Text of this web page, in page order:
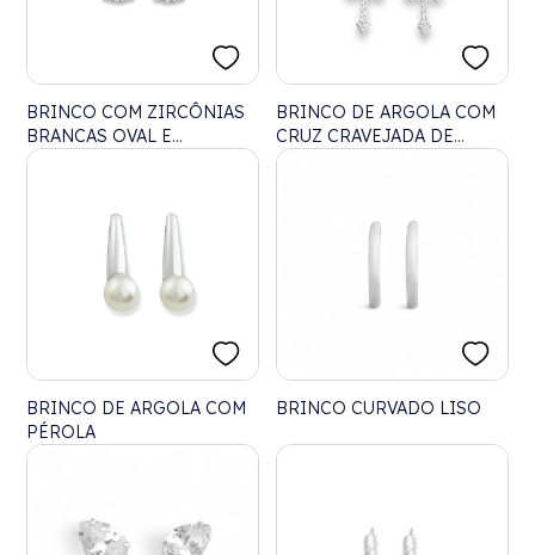
BRINCO COM ZIRCÔNIAS
BRANCAS OVAL E
TRIANGULAR
BRINCO DE ARGOLA COM
CRUZ CRAVEJADA DE
ZIRCÔNIAS
BRINCO DE ARGOLA COM
PÉROLA
BRINCO CURVADO LISO